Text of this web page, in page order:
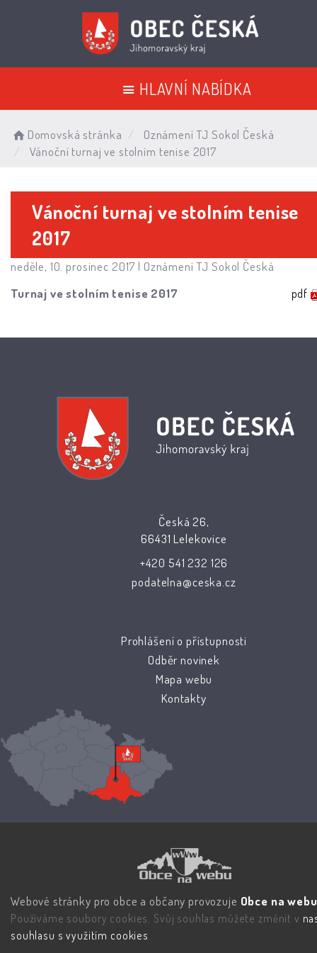
HLAVNÍ NABÍDKA
Domovská stránka
Oznámení TJ Sokol Česká
Vánoční turnaj ve stolním tenise 2017
Vánoční turnaj ve stolním tenise
2017
neděle, 10. prosinec 2017 | Oznámení TJ Sokol Česká
Turnaj ve stolním tenise 2017
pdf
Česká 26,
66431 Lelekovice
+420 541 232 126
podatelna@ceska.cz
Prohlášení o přístupnosti
Odběr novinek
Mapa webu
Kontakty
Webové stránky pro obce a občany provozuje Obce na
Používáme soubory cookies. Svůj souhlas můžete změnit v
souhlasu s využitím cookies.